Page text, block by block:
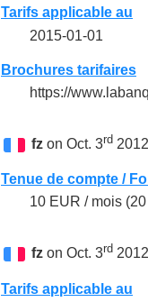
Tarifs applicable au
2015-01-01
Brochures tarifaires
https://
fz on Oct. 3rd
Tenue de compte /
10 EUR / mois
fz on Oct. 3rd
Tarifs applicable au